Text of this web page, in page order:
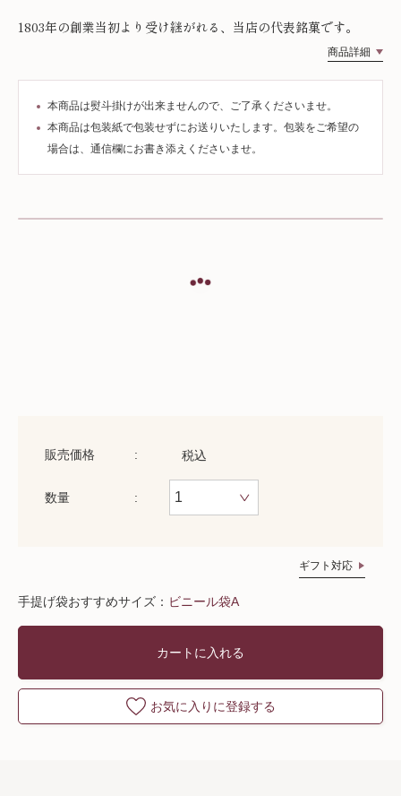
1803年の創業当初より受け継がれる、当店の代表銘菓です。
商品詳細
本商品は熨斗掛けが出来ませんので、ご了承くださいませ。
本商品は包装紙で包装せずにお送りいたします。包装をご希望の
場合は、通信欄にお書き添えくださいませ。
販売価格 税込
数量
ギフト対応
手提げ袋おすすめサイズ： ビニール袋A
カートに入れる
お気に入りに登録する